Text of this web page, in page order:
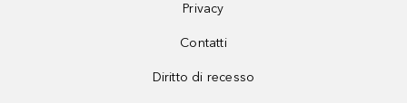
Privacy
Contatti
Diritto di recesso